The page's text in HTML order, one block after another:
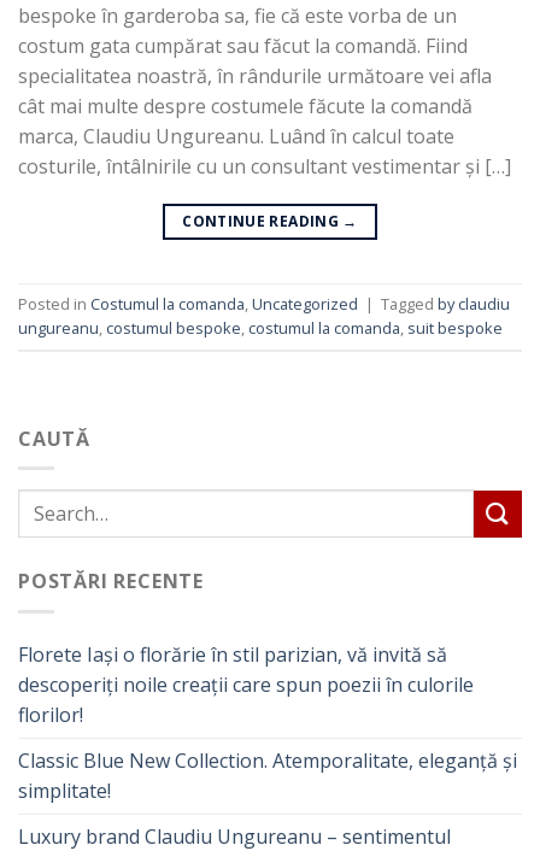
CAUTĂ
POSTĂRI RECENTE
Florete Iași o florărie în stil parizian, vă invită să
descoperiți noile creații care spun poezii în culorile
florilor!
Classic Blue New Collection. Atemporalitate, eleganță și
simplitate!
Luxury brand Claudiu Ungureanu – sentimentul
bespoke în garderoba sa, fie că este vorba de un
costum gata cumpărat sau făcut la comandă. Fiind
specialitatea noastră, în rândurile următoare vei afla
cât mai multe despre costumele făcute la comandă
marca, Claudiu Ungureanu. Luând în calcul toate
costurile, întâlnirile cu un consultant vestimentar și […]
CONTINUE READING →
Posted in Costumul la comanda,Uncategorized | Tagged by claudiu
ungureanu, costumul bespoke, costumul la comanda, suit bespoke